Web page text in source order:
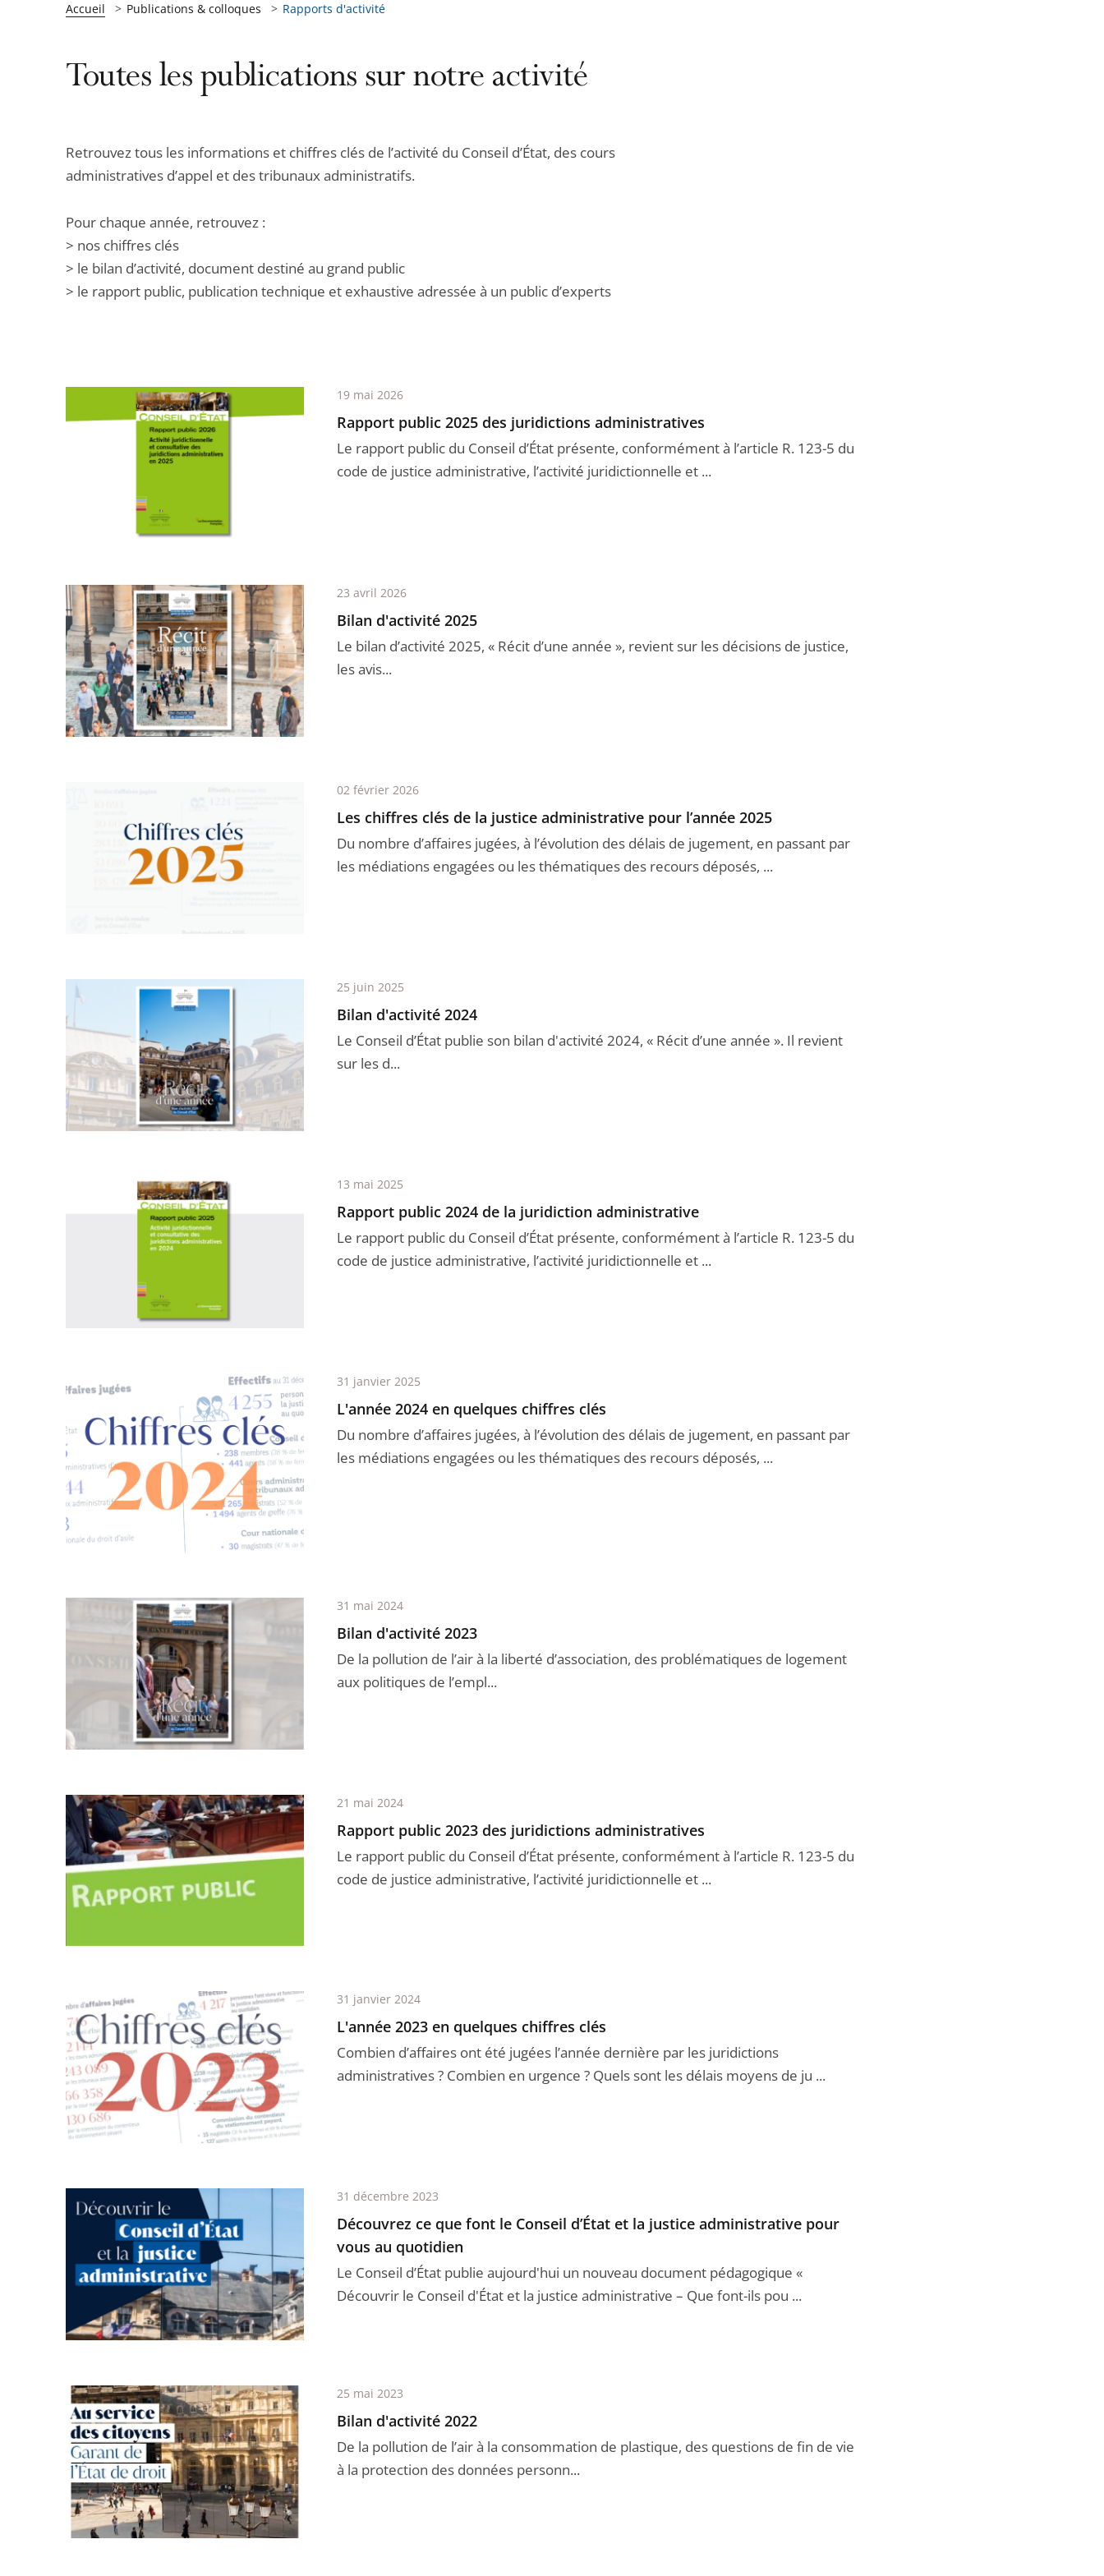
Accueil Publications & colloques Rapports d'activité
Toutes les publications sur notre activité
Retrouvez tous les informations et chiffres clés de l’activité du Conseil d’État, des cours
administratives d’appel et des tribunaux administratifs.
Pour chaque année, retrouvez :
> nos chiffres clés
> le bilan d’activité, document destiné au grand public
> le rapport public, publication technique et exhaustive adressée à un public d’experts
Rapport public 2025 des juridictions administratives
Le rapport public du Conseil d’État présente, conformément à l’article R. 123-5 du
code de justice administrative, l’activité juridictionnelle et ...
19 mai 2026
Bilan d'activité 2025
Le bilan d’activité 2025, « Récit d’une année », revient sur les décisions de justice,
les avis...
23 avril 2026
Les chiffres clés de la justice administrative pour l’année 2025
Du nombre d’affaires jugées, à l’évolution des délais de jugement, en passant par
les médiations engagées ou les thématiques des recours déposés, ...
02 février 2026
Bilan d'activité 2024
Le Conseil d’État publie son bilan d'activité 2024, « Récit d’une année ». Il revient
sur les d...
25 juin 2025
Rapport public 2024 de la juridiction administrative
Le rapport public du Conseil d’État présente, conformément à l’article R. 123-5 du
code de justice administrative, l’activité juridictionnelle et ...
13 mai 2025
L'année 2024 en quelques chiffres clés
Du nombre d’affaires jugées, à l’évolution des délais de jugement, en passant par
les médiations engagées ou les thématiques des recours déposés, ...
31 janvier 2025
Bilan d'activité 2023
De la pollution de l’air à la liberté d’association, des problématiques de logement
aux politiques de l’empl...
31 mai 2024
Rapport public 2023 des juridictions administratives
Le rapport public du Conseil d’État présente, conformément à l’article R. 123-5 du
code de justice administrative, l’activité juridictionnelle et ...
21 mai 2024
L'année 2023 en quelques chiffres clés
Combien d’affaires ont été jugées l’année dernière par les juridictions
administratives ? Combien en urgence ? Quels sont les délais moyens de ju ...
31 janvier 2024
Découvrez ce que font le Conseil d’État et la justice administrative pour
vous au quotidien
Le Conseil d’État publie aujourd'hui un nouveau document pédagogique «
Découvrir le Conseil d'État et la justice administrative – Que font-ils pou ...
31 décembre 2023
Bilan d'activité 2022
De la pollution de l’air à la consommation de plastique, des questions de fin de vie
à la protection des données personn...
25 mai 2023